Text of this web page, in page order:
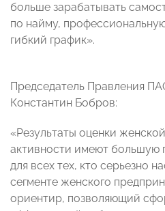
больше зарабатывать
по найму,
гибкий график».
Председатель Правления
Константин Бобров:
«Результаты оценки
активности имеют большую
для всех тех, кто серьезно
сегменте женского
ориентир, позволяющий